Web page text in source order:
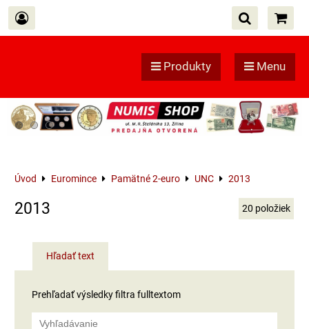
Produkty Menu
Úvod Euromince Pamätné 2-euro UNC 2013
2013 20 položiek
Hľadať text
Prehľadať výsledky filtra fulltextom